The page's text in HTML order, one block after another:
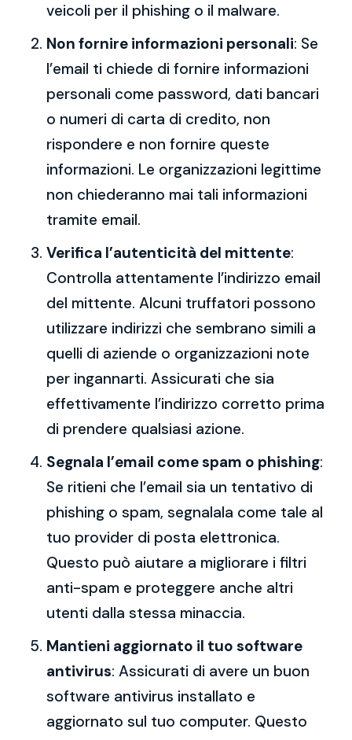
veicoli per il phishing o il malware.
Non fornire informazioni personali: Se
l’email ti chiede di fornire informazioni
personali come password, dati bancari
o numeri di carta di credito, non
rispondere e non fornire queste
informazioni. Le organizzazioni legittime
non chiederanno mai tali informazioni
tramite email.
Verifica l’autenticità del mittente:
Controlla attentamente l’indirizzo email
del mittente. Alcuni truffatori possono
utilizzare indirizzi che sembrano simili a
quelli di aziende o organizzazioni note
per ingannarti. Assicurati che sia
effettivamente l’indirizzo corretto prima
di prendere qualsiasi azione.
Segnala l’email come spam o phishing:
Se ritieni che l’email sia un tentativo di
phishing o spam, segnalala come tale al
tuo provider di posta elettronica.
Questo può aiutare a migliorare i filtri
anti-spam e proteggere anche altri
utenti dalla stessa minaccia.
Mantieni aggiornato il tuo software
antivirus: Assicurati di avere un buon
software antivirus installato e
aggiornato sul tuo computer. Questo